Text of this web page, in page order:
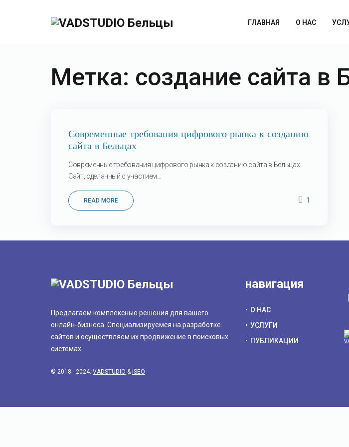
ГЛАВНАЯ О НАС
Метка: создание сайта в
01
Апр
Современные требования цифрового рынка к созданию
сайта в Бельцах
Современные требования цифрового рынка к созданию сайта в Бельцах
Cайт, сделанный с участием...
READ MORE 1
Предлагаем комплексные решения для вашего
онлайн-бизнеса. Специализируемся на разработке
сайтов и осуществляем их продвижение в поисковых
системах.
© 2018 - 2024. VADSTUDIO & iSEO
навигация
О НАС
УСЛУГИ
ПУБЛИКАЦИИ